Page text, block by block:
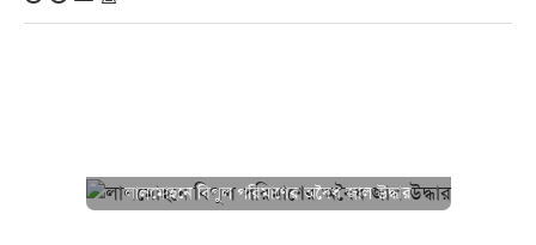
লালমোহনে বিপুল পরিমাণের অবৈধ জাল উদ্ধার